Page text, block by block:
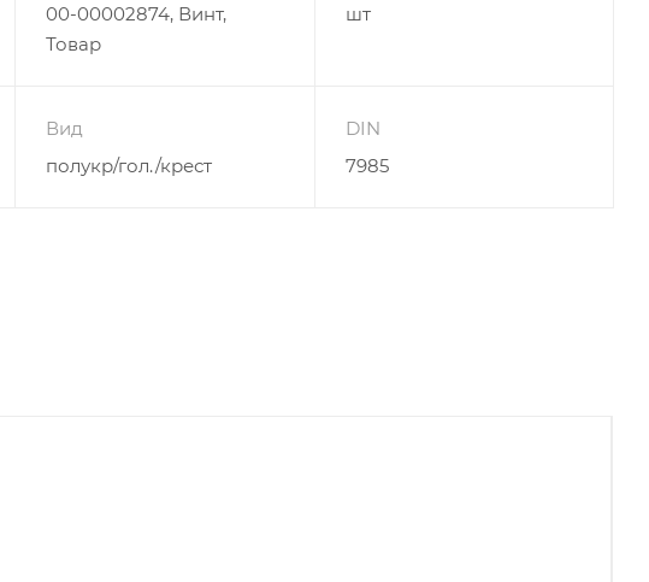
00-00002874, Винт,
Товар
шт
Вид
полукр/гол./крест
DIN
7985